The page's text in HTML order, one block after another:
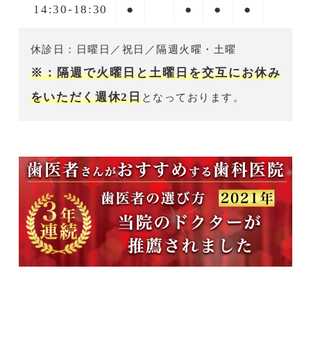
14:30-18:30
● ● ● ●
休診日：日曜日／祝日／隔週火曜・土曜
※：隔週で火曜日と土曜日を交互にお休み
をいただく週休2日となっております。